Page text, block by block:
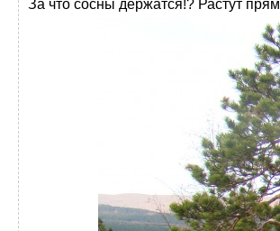
За что сосны держатся!? Растут